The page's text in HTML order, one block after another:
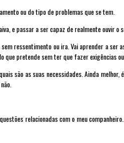
ou do tipo de problemas que se tem.
e passar a ser capaz de realmente ouvir
ressentimento ou ira. Vai aprender a
que pretende sem ter que fazer exigências
são as suas necessidades. Ainda
relacionadas com o meu